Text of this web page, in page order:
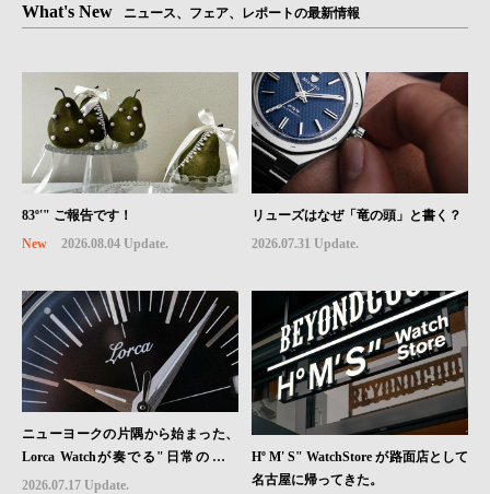
What's New ニュース、フェア、レポートの最新情報
83º'" ご報告です！
New
2026.08.04 Update.
リューズはなぜ「竜の頭」と書く？
2026.07.31 Update.
ニューヨークの片隅から始まった、
Lorca Watchが奏でる"日常のロマ
ン"｜Brand Picks #08
2026.07.17 Update.
Hº M' S" WatchStore が路面店として
名古屋に帰ってきた。